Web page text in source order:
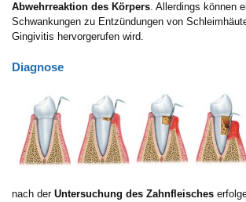
Abwehrreaktion des Körpers. Allerdings können
Schwankungen zu Entzündungen von
Gingivitis hervorgerufen wird.
Diagnose
nach der Untersuchung des Zahnfleisches